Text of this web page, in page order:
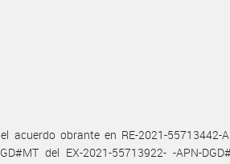
acuerdo obrante en RE-2021-55713442-
del EX-2021-55713922- -APN-